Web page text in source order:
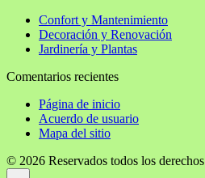
Confort y Mantenimiento
Decoración y Renovación
Jardinería y Plantas
Comentarios recientes
Página de inicio
Acuerdo de usuario
Mapa del sitio
© 2026 Reservados todos los derechos